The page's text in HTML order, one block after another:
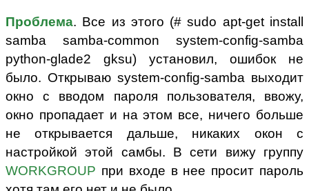
Проблема. Все из этого (# sudo apt-get install
samba samba-common system-config-samba
python-glade2 gksu) установил, ошибок не
было. Открываю system-config-samba выходит
окно с вводом пароля пользователя, ввожу,
окно пропадает и на этом все, ничего больше
не открывается дальше, никаких окон с
настройкой этой самбы. В сети вижу группу
WORKGROUP при входе в нее просит пароль